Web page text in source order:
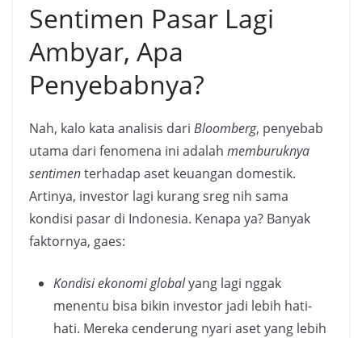
Sentimen Pasar Lagi
Ambyar, Apa
Penyebabnya?
Nah, kalo kata analisis dari Bloomberg, penyebab
utama dari fenomena ini adalah memburuknya
sentimenterhadap aset keuangan domestik.
Artinya, investor lagi kurang sreg nih sama
kondisi pasar di Indonesia. Kenapa ya? Banyak
faktornya, gaes:
Kondisi ekonomi globalyang lagi nggak
menentu bisa bikin investor jadi lebih hati-
hati. Mereka cenderung nyari aset yang lebih